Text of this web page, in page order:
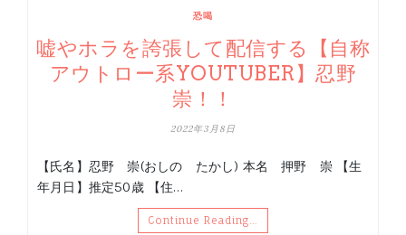
恐喝
嘘やホラを誇張して配信する【自称
アウトロー系YOUTUBER】忍野
崇！！
2022年3月8日
【氏名】忍野 崇(おしの たかし) 本名 押野 崇 【生
年月日】推定50歳 【住…
Continue Reading…